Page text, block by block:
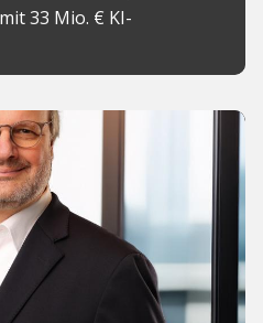
33 Mio. € KI-